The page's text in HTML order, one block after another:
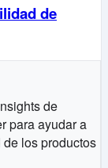
de
de
para ayudar a
los productos